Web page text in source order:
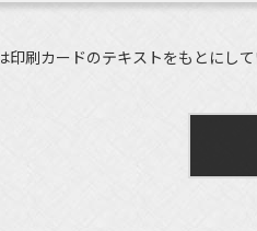
印刷カードのテキストをもとにして